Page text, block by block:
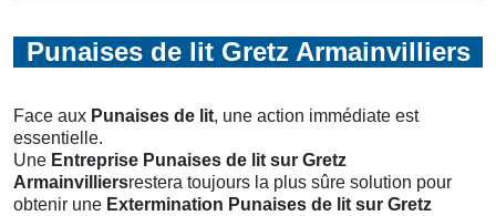
Punaises de lit Gretz Armainvilliers
Face aux Punaises de lit, une action immédiate est
essentielle.
Une Entreprise Punaises de lit sur Gretz
Armainvilliersrestera toujours la plus sûre solution pour
obtenir une Extermination Punaises de lit sur Gretz